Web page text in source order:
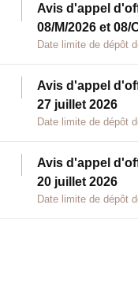
Avis d'appel
08/M/2026 et 08/
Date limite de dépôt
Avis d'appel
27 juillet 2026
Date limite de dépôt
Avis d'appel
20 juillet 2026
Date limite de dépôt